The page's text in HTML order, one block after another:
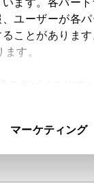
ユーザーが各
ことがありま
す。
マーケティング
。
札幌
宮城県
入り